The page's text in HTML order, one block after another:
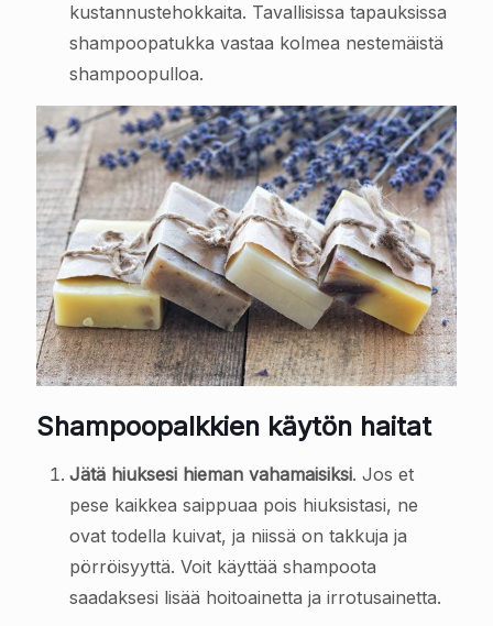
kustannustehokkaita. Tavallisissa tapauksissa
shampoopatukka vastaa kolmea nestemäistä
shampoopulloa.
Shampoopalkkien käytön haitat
Jätä hiuksesi hieman vahamaisiksi. Jos et
pese kaikkea saippuaa pois hiuksistasi, ne
ovat todella kuivat, ja niissä on takkuja ja
pörröisyyttä. Voit käyttää shampoota
saadaksesi lisää hoitoainetta ja irrotusainetta.